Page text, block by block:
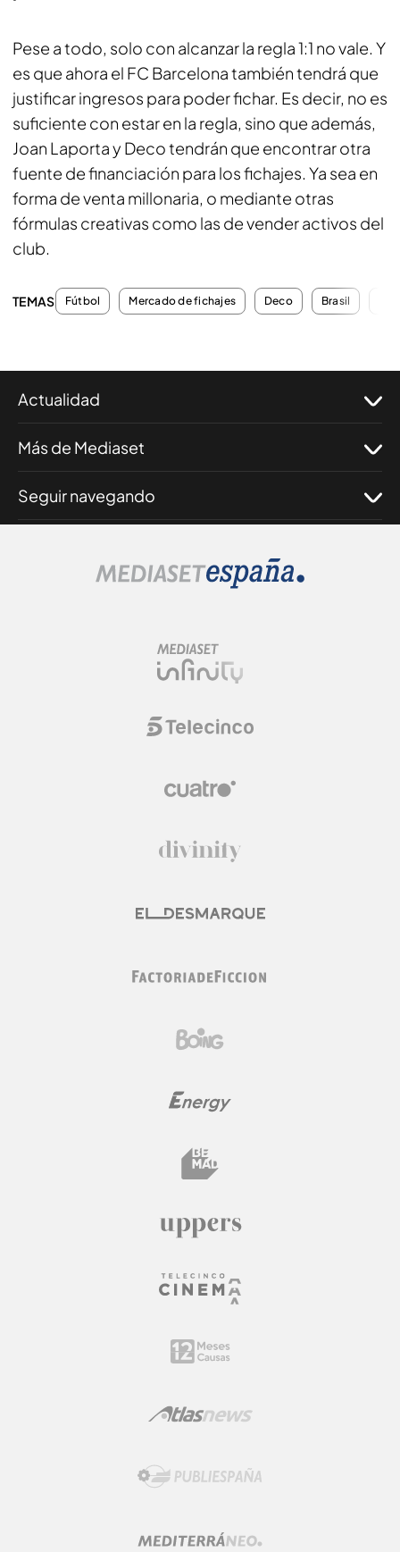
Pese a todo, solo con alcanzar la regla 1:1 no vale. Y
es que ahora el FC Barcelona también tendrá que
justificar ingresos para poder fichar. Es decir, no es
suficiente con estar en la regla, sino que además,
Joan Laporta y Deco tendrán que encontrar otra
fuente de financiación para los fichajes. Ya sea en
forma de venta millonaria, o mediante otras
fórmulas creativas como las de vender activos del
club.
TEMAS Fútbol Mercado de fichajes Deco Brasil
Actualidad
Más de Mediaset
Seguir navegando